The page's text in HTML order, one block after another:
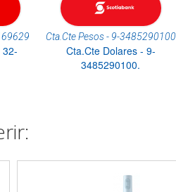
Cta.Cte Pesos - 9-3485290100
Cta.Cte Dolares - 9-
3485290100.